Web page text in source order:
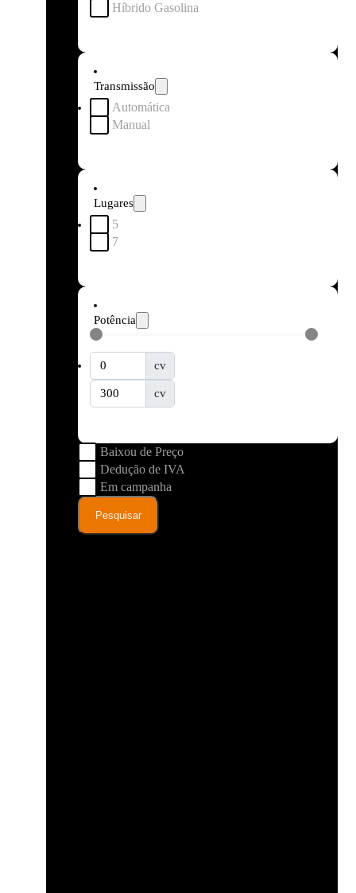
Híbrido Gasolina
Transmissão
Automática
Manual
Lugares
5
7
Potência
cv
cv
Baixou de Preço
Dedução de IVA
Em campanha
Pesquisar